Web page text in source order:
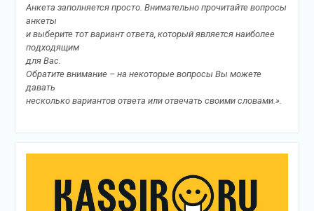
Анкета заполняется просто. Внимательно прочитайте вопросы
анкеты
и выберите тот вариант ответа, который является наиболее
подходящим
для Вас.
Обратите внимание – на некоторые вопросы Вы можете
давать
несколько вариантов ответа или отвечать своими словами.».